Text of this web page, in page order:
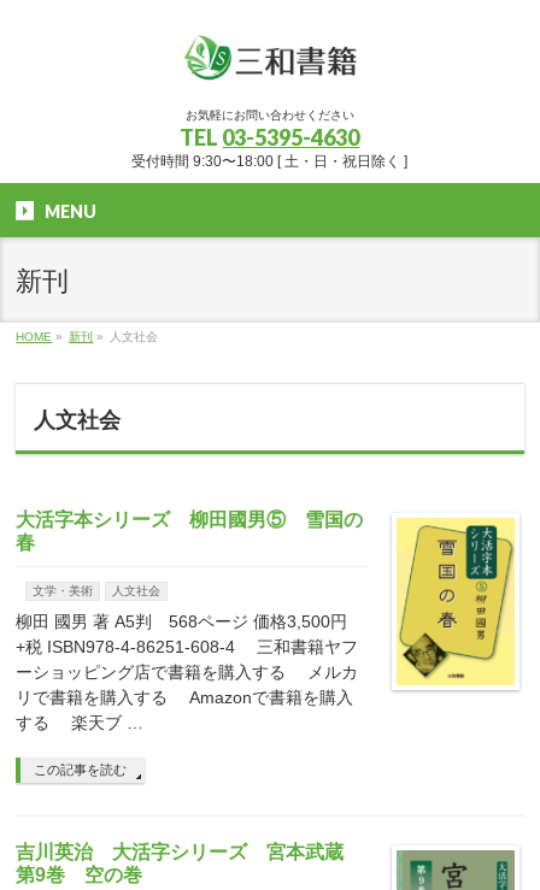
お気軽にお問い合わせください
TEL 03-5395-4630
受付時間 9:30〜18:00 [ 土・日・祝日除く ]
MENU
新刊
HOME » 新刊 » 人文社会
人文社会
大活字本シリーズ 柳田國男⑤ 雪国の
春
文学・美術 人文社会
柳田 國男 著 A5判 568ページ 価格3,500円
+税 ISBN978-4-86251-608-4 三和書籍ヤフ
ーショッピング店で書籍を購入する メルカ
リで書籍を購入する Amazonで書籍を購入
する 楽天ブ …
この記事を読む
吉川英治 大活字シリーズ 宮本武蔵
第9巻 空の巻